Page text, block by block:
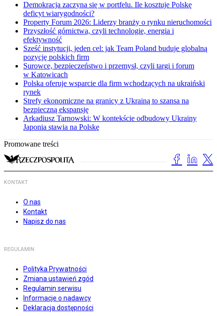
Demokracja zaczyna się w portfelu. Ile kosztuje Polskę
deficyt wiarygodności?
Property Forum 2026: Liderzy branży o rynku nieruchomości
Przyszłość górnictwa, czyli technologie, energia i
efektywność
Sześć instytucji, jeden cel: jak Team Poland buduje globalną
pozycję polskich firm
Surowce, bezpieczeństwo i przemysł, czyli targi i forum
w Katowicach
Polska oferuje wsparcie dla firm wchodzących na ukraiński
rynek
Strefy ekonomiczne na granicy z Ukrainą to szansa na
bezpieczną ekspansję
Arkadiusz Tarnowski: W kontekście odbudowy Ukrainy
Japonia stawia na Polskę
Promowane treści
KONTAKT
O nas
Kontakt
Napisz do nas
REGULAMIN
Polityka Prywatności
Zmiana ustawień zgód
Regulamin serwisu
Informacje o nadawcy
Deklaracja dostępności